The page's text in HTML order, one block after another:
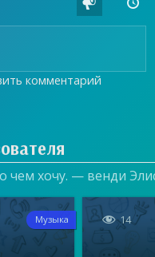
комментарий
чем хочу. — венди
Музыка  14